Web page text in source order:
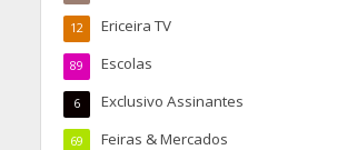
Ericeira TV
12
Escolas
89
Exclusivo Assinantes
6
Feiras & Mercados
69